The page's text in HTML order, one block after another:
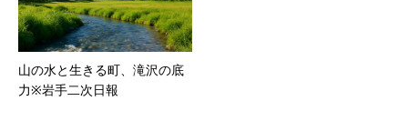
山の水と生きる町、滝沢の底
力※岩手二次日報